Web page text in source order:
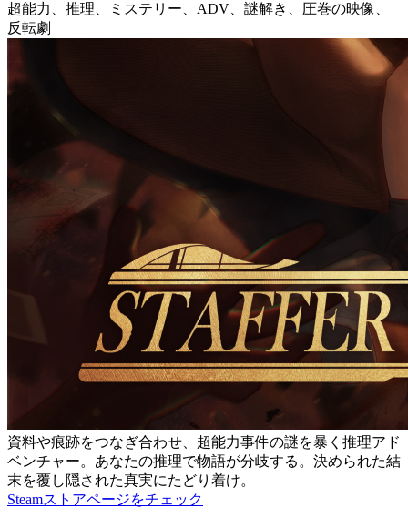
超能力、推理、ミステリー、ADV、謎解き、圧巻の映像、
反転劇
資料や痕跡をつなぎ合わせ、超能力事件の謎を暴く推理アド
ベンチャー。あなたの推理で物語が分岐する。決められた結
末を覆し隠された真実にたどり着け。
Steamストアページをチェック